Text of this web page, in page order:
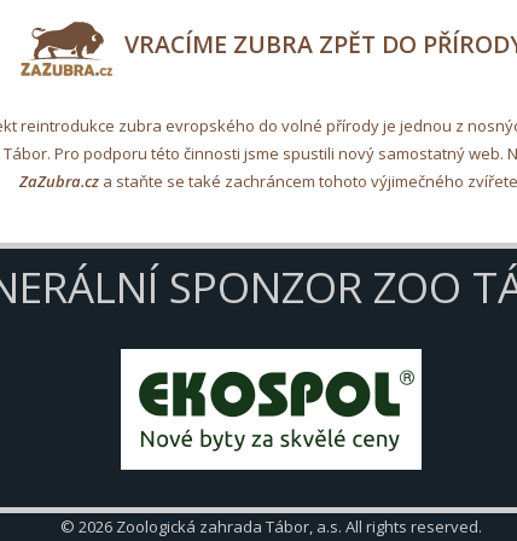
VRACÍME ZUBRA ZPĚT DO
reintrodukce zubra evropského do volné přírody je jednou z
Tábor. Pro podporu této činnosti jsme spustili nový samostatný web.
ZaZubra.cz a staňte se také zachráncem tohoto výjimečného
SPONZOR ZOO
© 2026 Zoologická zahrada Tábor, a.s. All rights reserved.